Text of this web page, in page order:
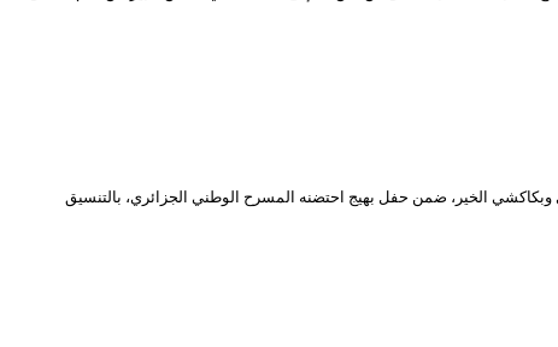
بكل من جهيدة يوسف، علي الزبيدي وبكاكشي الخير، ضمن حفل بهيج احتضنه المسرح الوطني الجزائري، بالتنسيق